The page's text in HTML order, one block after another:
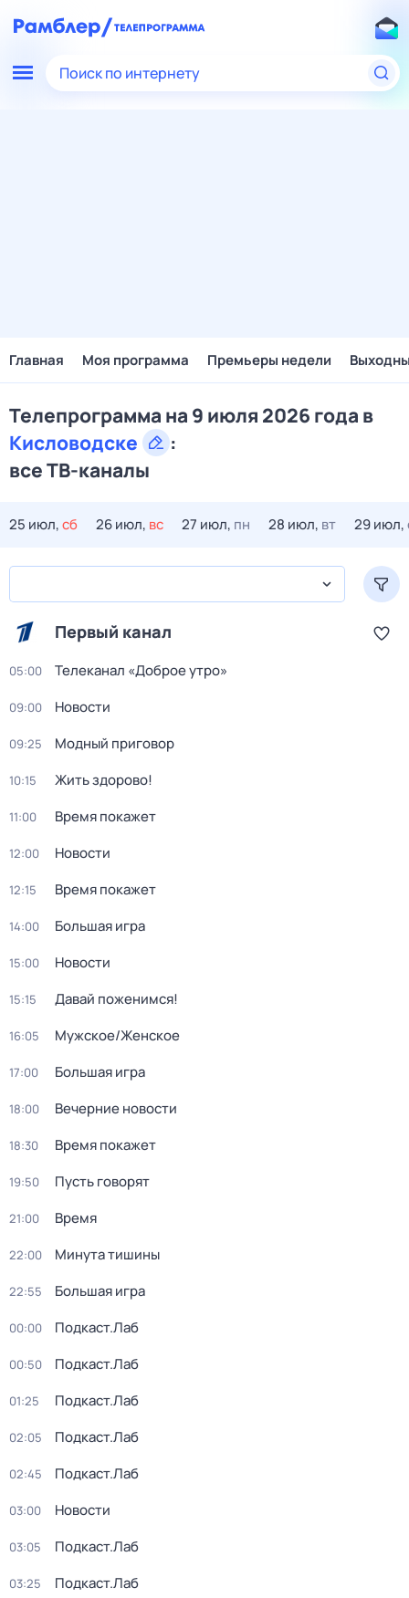
Поиск по интернету
Главная Моя программа Премьеры недели
Телепрограмма на 9 июля 2026 года в
Кисловодске
:
все ТВ-каналы
25 июл,сб 26 июл, вс 27 июл, пн 28 июл, вт 29 июл,
Первый канал
05:00 Телеканал «Доброе утро»
09:00 Новости
09:25 Модный приговор
10:15 Жить здорово!
11:00 Время покажет
12:00 Новости
12:15 Время покажет
14:00 Большая игра
15:00 Новости
15:15 Давай поженимся!
16:05 Мужское/Женское
17:00 Большая игра
18:00 Вечерние новости
18:30 Время покажет
19:50 Пусть говорят
21:00 Время
22:00 Минута тишины
22:55 Большая игра
00:00 Подкаст.Лаб
00:50 Подкаст.Лаб
01:25 Подкаст.Лаб
02:05 Подкаст.Лаб
02:45 Подкаст.Лаб
03:00 Новости
03:05 Подкаст.Лаб
03:25 Подкаст.Лаб